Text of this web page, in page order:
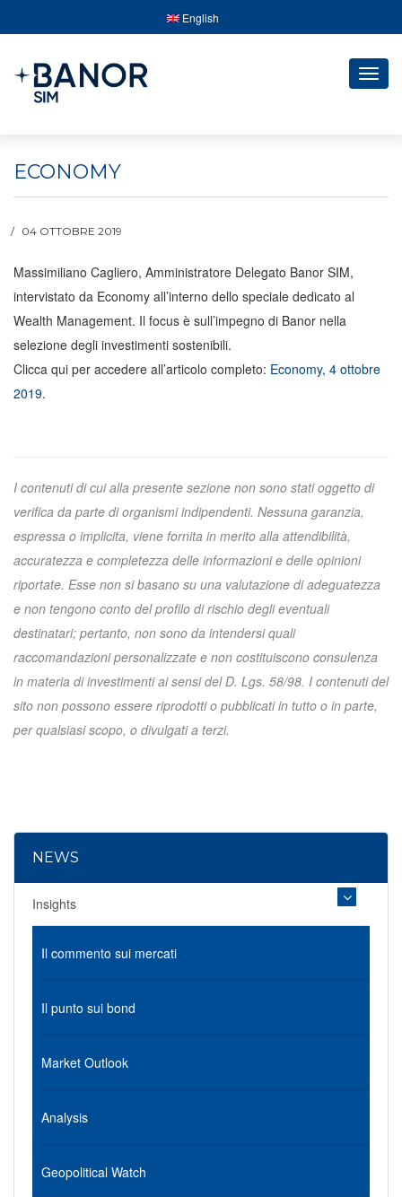
English
ECONOMY
04 OTTOBRE 2019
Massimiliano Cagliero, Amministratore Delegato Banor SIM,
intervistato da Economy all’interno dello speciale dedicato al
Wealth Management. Il focus è sull’impegno di Banor nella
selezione degli investimenti sostenibili.
Clicca qui per accedere all’articolo completo: Economy, 4 ottobre
2019.
I contenuti di cui alla presente sezione non sono stati oggetto di
verifica da parte di organismi indipendenti. Nessuna garanzia,
espressa o implicita, viene fornita in merito alla attendibilità,
accuratezza e completezza delle informazioni e delle opinioni
riportate. Esse non si basano su una valutazione di adeguatezza
e non tengono conto del profilo di rischio degli eventuali
destinatari; pertanto, non sono da intendersi quali
raccomandazioni personalizzate e non costituiscono consulenza
in materia di investimenti ai sensi del D. Lgs. 58/98. I contenuti del
sito non possono essere riprodotti o pubblicati in tutto o in parte,
per qualsiasi scopo, o divulgati a terzi.
NEWS
Insights
Il commento sui mercati
Il punto sui bond
Market Outlook
Analysis
Geopolitical Watch